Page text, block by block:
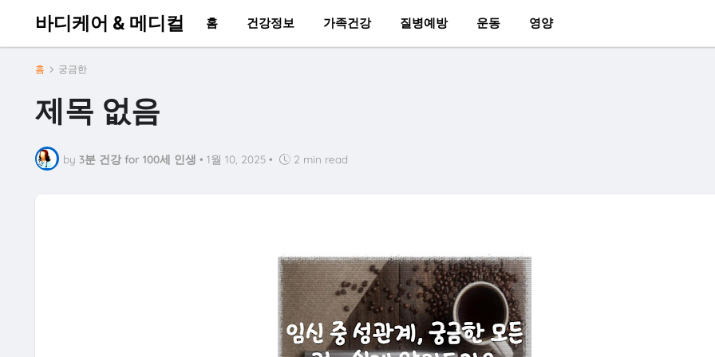
바디케어 & 메디컬 홈 건강정보 가족건강 질병예방 운동 영양
홈 궁금한
제목 없음
by 3분 건강 for 100세 인생 • 1월 10, 2025 • 2 min read